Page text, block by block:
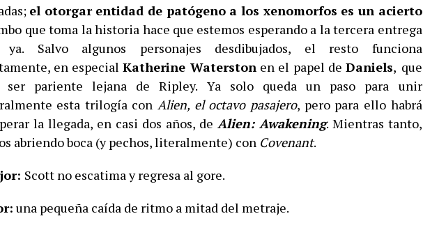
el otorgar entidad de patógeno a los xenomorfos es un acierto
que toma la historia hace que estemos esperando a la tercera entrega
ya. Salvo algunos personajes desdibujados, el resto funciona
en especialKatherine Waterstonen el papel deDaniels, que
ser pariente lejana de Ripley. Ya solo queda un paso para unir
esta trilogía conAlien, el octavo pasajero, pero para ello habrá
la llegada, en casi dos años, de Alien: Awakening. Mientras tanto,
abriendo boca (y pechos, literalmente) con Covenant.
Scott no escatima y regresa al gore.
una pequeña caída de ritmo a mitad del metraje.